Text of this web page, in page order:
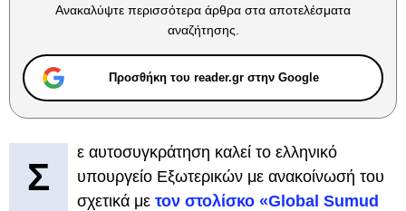
Ανακαλύψτε περισσότερα άρθρα στα αποτελέσματα
αναζήτησης.
Προσθήκη του reader.gr στην Google
Σ
ε αυτοσυγκράτηση καλεί το ελληνικό
υπουργείο Εξωτερικών με ανακοίνωσή του
σχετικά με τον στολίσκο «Global Sumud